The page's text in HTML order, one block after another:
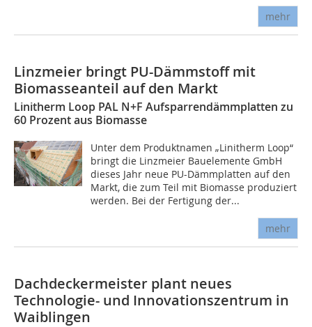
mehr
Linzmeier bringt PU-Dämmstoff mit
Biomasseanteil auf den Markt
Linitherm Loop PAL N+F Aufsparrendämmplatten zu
60 Prozent aus Biomasse
Unter dem Produktnamen „Linitherm Loop“
bringt die Linzmeier Bauelemente GmbH
dieses Jahr neue PU-Dämmplatten auf den
Markt, die zum Teil mit Biomasse produziert
werden. Bei der Fertigung der...
mehr
Dachdeckermeister plant neues
Technologie- und Innovationszentrum in
Waiblingen